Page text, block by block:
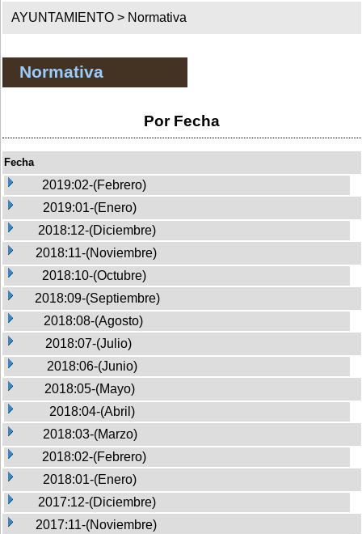
AYUNTAMIENTO > Normativa
Normativa
Por Fecha
Fecha
2019:02-(Febrero)
2019:01-(Enero)
2018:12-(Diciembre)
2018:11-(Noviembre)
2018:10-(Octubre)
2018:09-(Septiembre)
2018:08-(Agosto)
2018:07-(Julio)
2018:06-(Junio)
2018:05-(Mayo)
2018:04-(Abril)
2018:03-(Marzo)
2018:02-(Febrero)
2018:01-(Enero)
2017:12-(Diciembre)
2017:11-(Noviembre)